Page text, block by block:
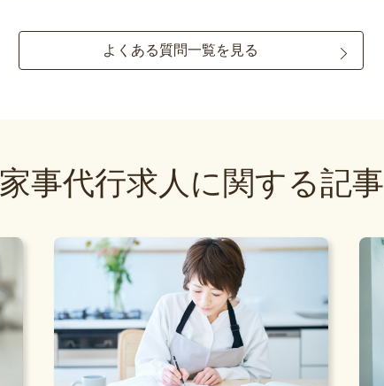
よくある質問一覧を見る
家事代行求人に関する記事